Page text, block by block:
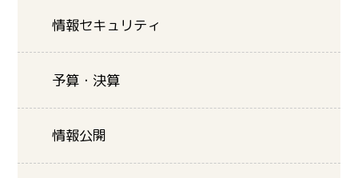
情報セキュリティ
予算・決算
情報公開